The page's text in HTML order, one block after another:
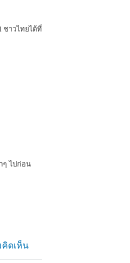
ชาวไทยได้ที่
ๆ ไปก่อน
ดเห็น